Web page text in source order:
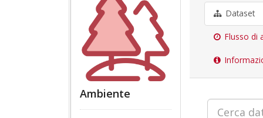
Ambiente
Dataset
Flusso di